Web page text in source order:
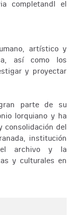
completandl el
artístico y
así como los
y proyectar
parte de su
lorquiano y ha
consolidación del
institución
archivo y la
y culturales en